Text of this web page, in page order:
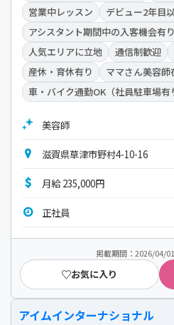
営業中レッスン
デビュー2年目
アシスタント期間中の入客機会有り
人気エリアに立地
通信制歓迎
産休・育休有り
ママさん美容師
車・バイク通勤OK（社員駐車場有
美容師
滋賀県草津市野村4-10-16
月給 235,000円
正社員
掲載期間：2026/04/
お気に入り
アイムインターナショナル